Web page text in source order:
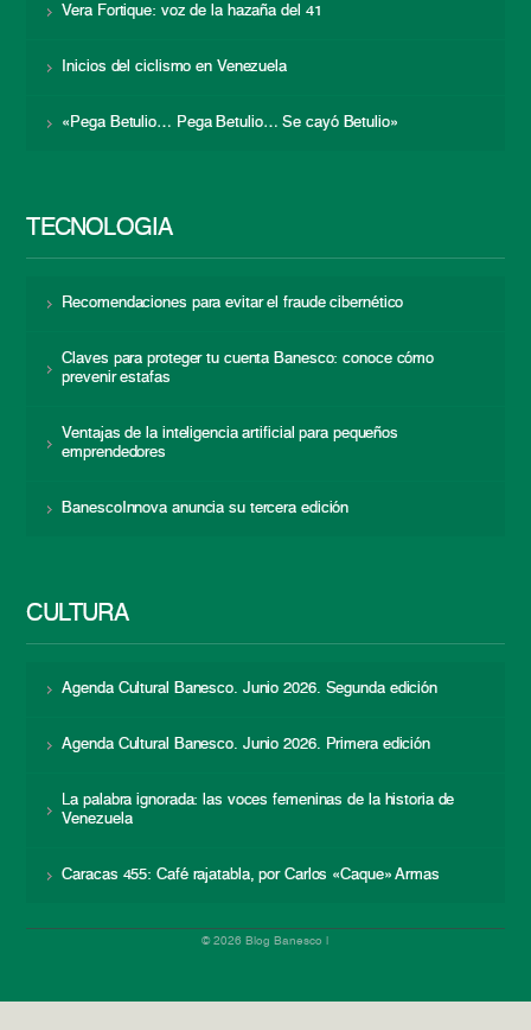
Vera Fortique: voz de la hazaña del 41
Inicios del ciclismo en Venezuela
«Pega Betulio… Pega Betulio… Se cayó Betulio»
TECNOLOGÍA
Recomendaciones para evitar el fraude cibernético
Claves para proteger tu cuenta Banesco: conoce cómo
prevenir estafas
Ventajas de la inteligencia artificial para pequeños
emprendedores
BanescoInnova anuncia su tercera edición
CULTURA
Agenda Cultural Banesco. Junio 2026. Segunda edición
Agenda Cultural Banesco. Junio 2026. Primera edición
La palabra ignorada: las voces femeninas de la historia de
Venezuela
Caracas 455: Café rajatabla, por Carlos «Caque» Armas
© 2026 Blog Banesco |